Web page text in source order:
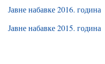
Јавне набавке 2016. година
Јавне набавке 2015. година